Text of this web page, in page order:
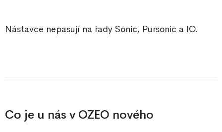
Nástavce nepasují na řady Sonic, Pursonic a IO.
Co je u nás v OZEO nového